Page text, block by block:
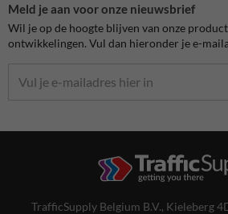
Meld je aan voor onze nieuwsbrief
Wil je op de hoogte blijven van onze
ontwikkelingen. Vul dan hieronder je e-
TrafficSupply Belgium B.V., Kieleberg